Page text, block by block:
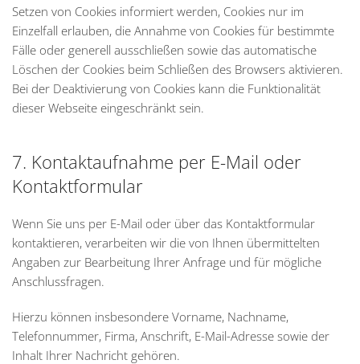
Setzen von Cookies informiert werden, Cookies nur im
Einzelfall erlauben, die Annahme von Cookies für bestimmte
Fälle oder generell ausschließen sowie das automatische
Löschen der Cookies beim Schließen des Browsers aktivieren.
Bei der Deaktivierung von Cookies kann die Funktionalität
dieser Webseite eingeschränkt sein.
7. Kontaktaufnahme per E-Mail oder
Kontaktformular
Wenn Sie uns per E-Mail oder über das Kontaktformular
kontaktieren, verarbeiten wir die von Ihnen übermittelten
Angaben zur Bearbeitung Ihrer Anfrage und für mögliche
Anschlussfragen.
Hierzu können insbesondere Vorname, Nachname,
Telefonnummer, Firma, Anschrift, E-Mail-Adresse sowie der
Inhalt Ihrer Nachricht gehören.